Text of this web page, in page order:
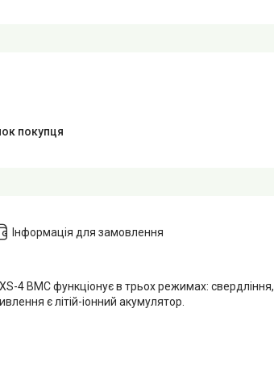
покупця
Інформація для замовлення
4 BMC функціонує в трьох режимах: свердління,
є літій-іонний акумулятор.